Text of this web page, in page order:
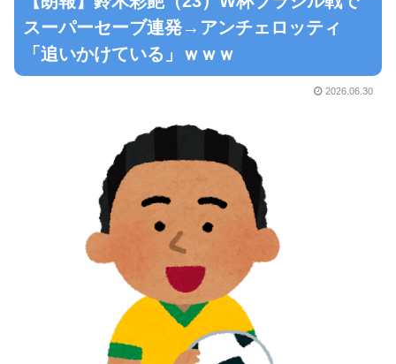
スーパーセーブ連発→アンチェロッティ
「追いかけている」ｗｗｗ
2026.06.30